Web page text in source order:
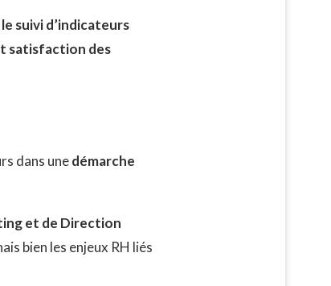
le suivi d’indicateurs
satisfaction des
dans unedémarche
et de Direction
bien les enjeux RH liés